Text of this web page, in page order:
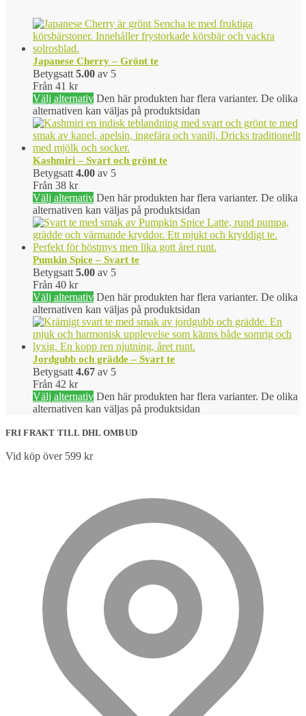
Japanese Cherry – Grönt te
Betygsatt 5.00 av 5
Från 41 kr
Välj alternativ Den här produkten har flera varianter. De olika
alternativen kan väljas på produktsidan
Kashmiri – Svart och grönt te
Betygsatt 4.00 av 5
Från 38 kr
Välj alternativ Den här produkten har flera varianter. De olika
alternativen kan väljas på produktsidan
Pumkin Spice – Svart te
Betygsatt 5.00 av 5
Från 40 kr
Välj alternativ Den här produkten har flera varianter. De olika
alternativen kan väljas på produktsidan
Jordgubb och grädde – Svart te
Betygsatt 4.67 av 5
Från 42 kr
Välj alternativ Den här produkten har flera varianter. De olika
alternativen kan väljas på produktsidan
FRI FRAKT TILL DHL OMBUD
Vid köp över 599 kr